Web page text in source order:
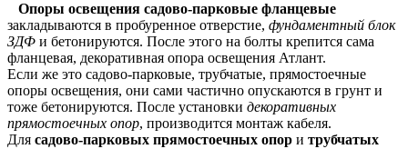
Опоры освещения садово-парковые фланцевые
закладываются в пробуренное отверстие, фундаментный блок
ЗДФ и бетонируются. После этого на болты крепится сама
фланцевая, декоративная опора освещения Атлант.
Если же это садово-парковые, трубчатые, прямостоечные
опоры освещения, они сами частично опускаются в грунт и
тоже бетонируются. После установки декоративных
прямостоечных опор, производится монтаж кабеля.
Для садово-парковых прямостоечных опор и трубчатых